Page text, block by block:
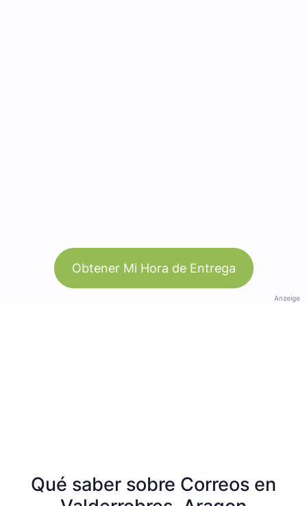
Obtener Mi Hora de Entrega
Anzeige
Qué saber sobre Correos en